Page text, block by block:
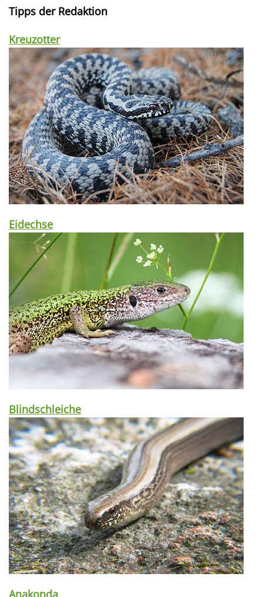
Tipps der Redaktion
Kreuzotter
Eidechse
Blindschleiche
Anakonda